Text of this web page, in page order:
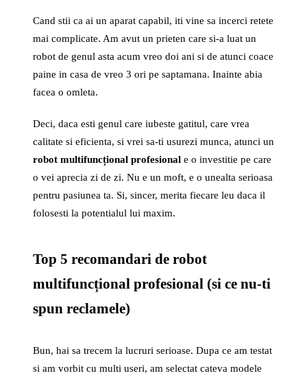
Cand stii ca ai un aparat capabil, iti vine sa incerci retete
mai complicate. Am avut un prieten care si-a luat un
robot de genul asta acum vreo doi ani si de atunci coace
paine in casa de vreo 3 ori pe saptamana. Inainte abia
facea o omleta.
Deci, daca esti genul care iubeste gatitul, care vrea
calitate si eficienta, si vrei sa-ti usurezi munca, atunci un
robot multifuncțional profesional e o investitie pe care
o vei aprecia zi de zi. Nu e un moft, e o unealta serioasa
pentru pasiunea ta. Si, sincer, merita fiecare leu daca il
folosesti la potentialul lui maxim.
Top 5 recomandari de robot
multifuncțional profesional (si ce nu-ti
spun reclamele)
Bun, hai sa trecem la lucruri serioase. Dupa ce am testat
si am vorbit cu multi useri, am selectat cateva modele